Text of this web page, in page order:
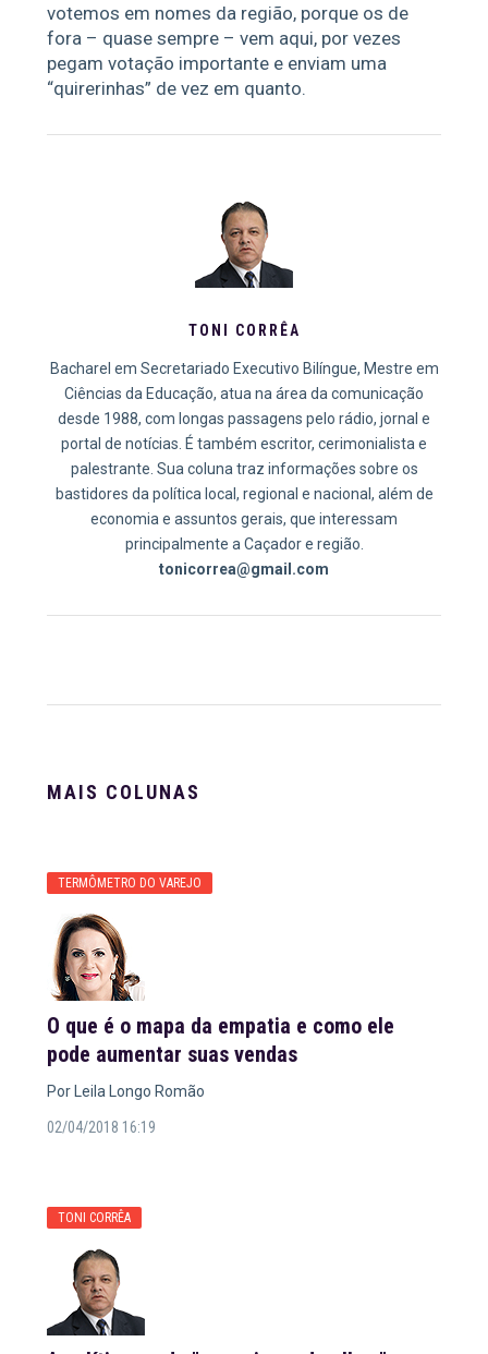
votemos em nomes da região, porque os de
fora – quase sempre – vem aqui, por vezes
pegam votação importante e enviam uma
“quirerinhas” de vez em quanto.
TONI CORRÊA
Bacharel em Secretariado Executivo Bilíngue, Mestre em
Ciências da Educação, atua na área da comunicação
desde 1988, com longas passagens pelo rádio, jornal e
portal de notícias. É também escritor, cerimonialista e
palestrante. Sua coluna traz informações sobre os
bastidores da política local, regional e nacional, além de
economia e assuntos gerais, que interessam
principalmente a Caçador e região.
tonicorrea@gmail.com
MAIS COLUNAS
TERMÔMETRO DO VAREJO
O que é o mapa da empatia e como ele
pode aumentar suas vendas
Por Leila Longo Romão
02/04/2018 16:19
TONI CORRÊA